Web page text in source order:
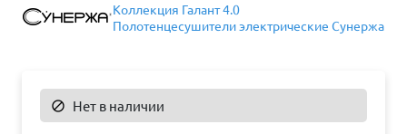
Коллекция Галант 4.0
Полотенцесушители электрические Сунержа
 Нет в наличии